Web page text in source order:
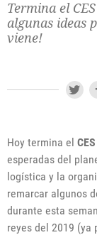
Termina el
algunas ideas
viene!
Hoy termina el
esperadas del
logística y la
remarcar algunos
durante esta
reyes del 2019 (ya